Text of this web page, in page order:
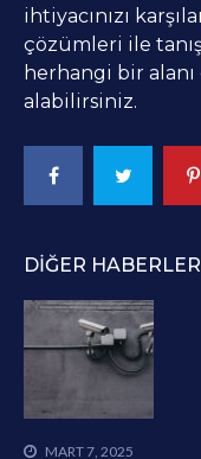
ihtiyacınızı
çözümleri ile
herhangi bir
alabilirsiniz.
DIĞER HABERLER
MART 7, 2025